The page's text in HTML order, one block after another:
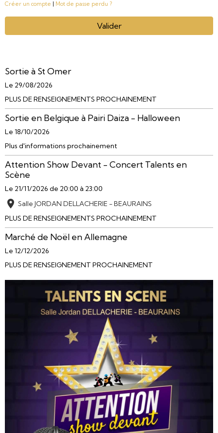
Créer un compte Mot de passe perdu ?
Valider
Sortie à St Omer
Le 29/08/2026
PLUS DE RENSEIGNEMENTS PROCHAINEMENT
Sortie en Belgique à Pairi Daiza - Halloween
Le 18/10/2026
Plus d'informations prochainement
Attention Show Devant - Concert Talents en
Scène
Le 21/11/2026 de 20:00 à 23:00
Salle JORDAN DELLACHERIE - BEAURAINS
PLUS DE RENSEIGNEMENTS PROCHAINEMENT
Marché de Noël en Allemagne
Le 12/12/2026
PLUS DE RENSEIGNEMENT PROCHAINEMENT